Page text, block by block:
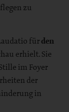
zu
fürden
erhielt. Sie
im Foyer
der
in